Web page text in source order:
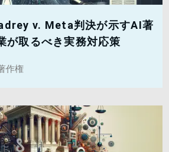
v. Meta判決が示すAI著
が取るべき実務対応策
作権